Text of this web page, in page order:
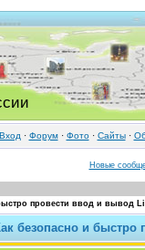
Вход · Форум· Фото· Cайты·
Новые
провести ввод и вывод
безопасно и